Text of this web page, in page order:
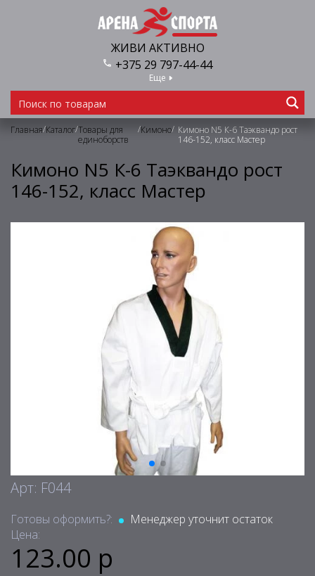
ЖИВИ АКТИВНО
+375 29 797-44-44
Еще
Главная/Каталог/Товары для
единоборств
/Кимоно/ Кимоно N5 К-6 Таэквандо рост
146-152, класс Мастер
Кимоно N5 К-6 Таэквандо рост
146-152, класс Мастер
Арт: F044
Готовы оформить?:
Менеджер уточнит остаток
Цена:
123.00 р